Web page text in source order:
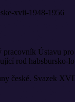
Ústavu
rod habsbursko-
české. Svazek